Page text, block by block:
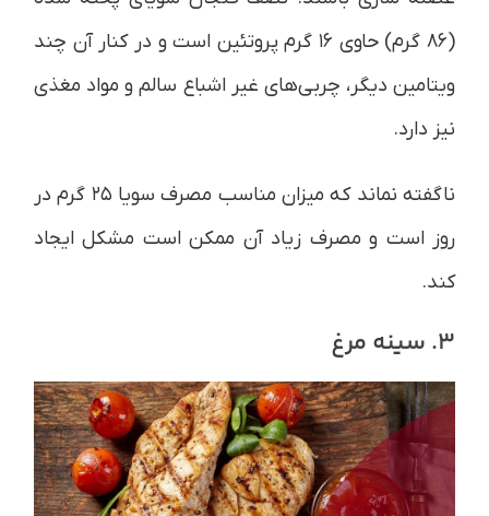
(۸۶ گرم) حاوی ۱۶ گرم پروتئین است و در کنار آن چند
ویتامین دیگر، چربی‌های غیر اشباع سالم و مواد مغذی
نیز دارد.
ناگفته نماند که میزان مناسب مصرف سویا ۲۵ گرم در
روز است و مصرف زیاد آن ممکن است مشکل ایجاد
کند.
3. سینه مرغ